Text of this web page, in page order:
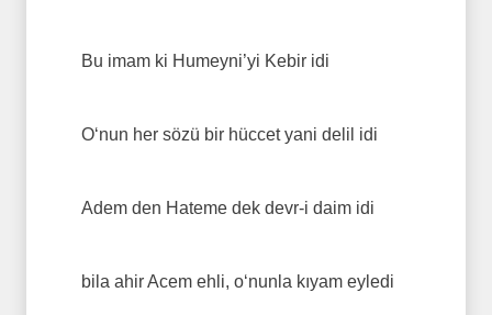
Bu imam ki Humeyni’yi Kebir idi
O‘nun her sözü bir hüccet yani delil idi
Adem den Hateme dek devr-i daim idi
bila ahir Acem ehli, o‘nunla kıyam eyledi